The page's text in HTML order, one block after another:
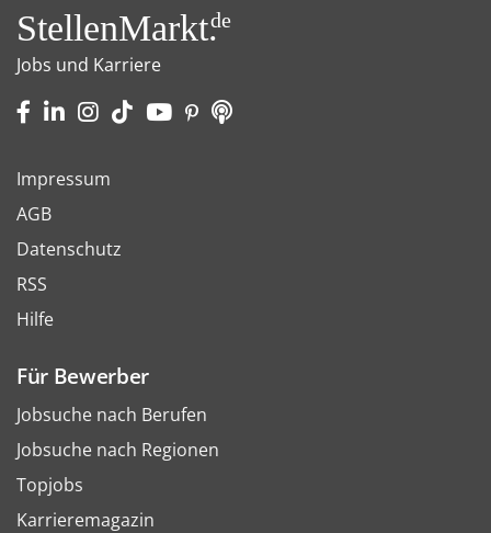
StellenMarkt.de
Jobs und Karriere
Impressum
AGB
Datenschutz
RSS
Hilfe
Für Bewerber
Jobsuche nach Berufen
Jobsuche nach Regionen
Topjobs
Karrieremagazin